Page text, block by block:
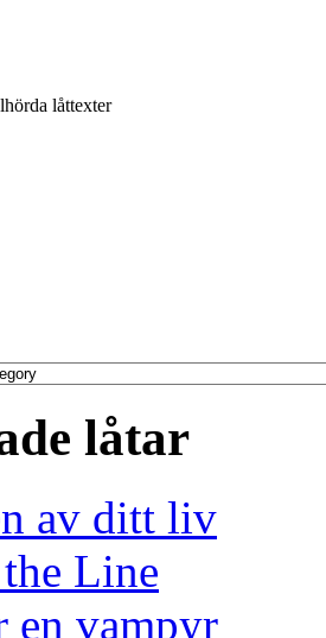
låttexter
låtar
av ditt liv
Line
en vampyr